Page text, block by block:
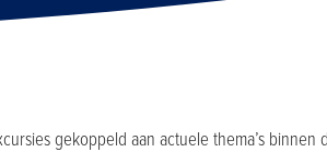
gekoppeld aan actuele thema’s binnen